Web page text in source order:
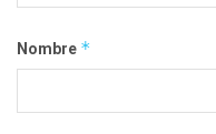
Nombre *